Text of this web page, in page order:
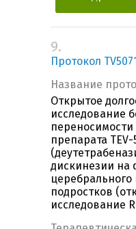
9.
Протокол
Название
Открытое
исследование
препарата TEV-
дискинезии на
церебрального
подростков
исследование